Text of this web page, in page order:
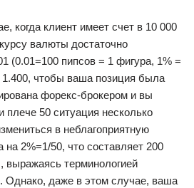
когда клиент имеет счет в 10 000
валюты достаточно
(0.01=100 пипсов = 1 фигура, 1% =
1.400, чтобы ваша позиция была
форекс-брокером и вы
плече 50 ситуация несколько
в неблагоприятную
на 2%=1/50, что составляет 200
выражаясь терминологией
Однако, даже в этом случае, ваша